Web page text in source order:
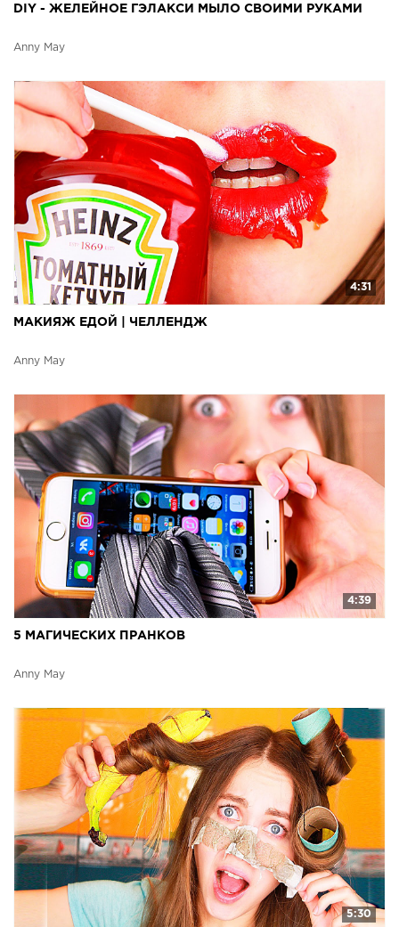
DIY - ЖЕЛЕЙНОЕ ГЭЛАКСИ МЫЛО СВОИМИ РУКАМИ
Anny May
4:31
МАКИЯЖ ЕДОЙ | ЧЕЛЛЕНДЖ
Anny May
4:39
5 МАГИЧЕСКИХ ПРАНКОВ
Anny May
5:30